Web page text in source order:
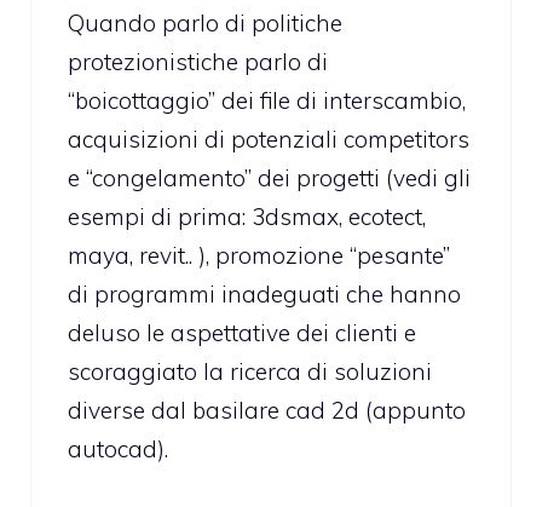
Quando parlo di politiche
protezionistiche parlo di
“boicottaggio” dei file di interscambio,
acquisizioni di potenziali competitors
e “congelamento” dei progetti (vedi gli
esempi di prima: 3dsmax, ecotect,
maya, revit.. ), promozione “pesante”
di programmi inadeguati che hanno
deluso le aspettative dei clienti e
scoraggiato la ricerca di soluzioni
diverse dal basilare cad 2d (appunto
autocad).